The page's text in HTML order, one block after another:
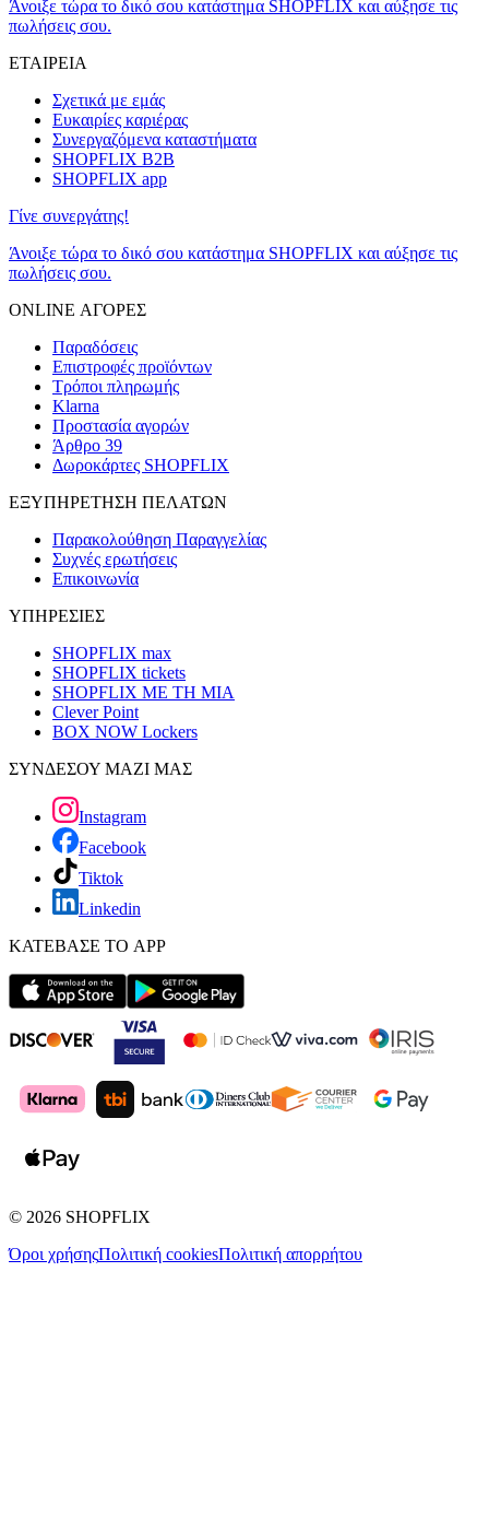
Άνοιξε τώρα το δικό σου κατάστημα SHOPFLIX και αύξησε τις
πωλήσεις σου.
ΕΤΑΙΡΕΙΑ
Σχετικά με εμάς
Ευκαιρίες καριέρας
Συνεργαζόμενα καταστήματα
SHOPFLIX B2B
SHOPFLIX app
Γίνε συνεργάτης!
Άνοιξε τώρα το δικό σου κατάστημα SHOPFLIX και αύξησε τις
πωλήσεις σου.
ONLINE ΑΓΟΡΕΣ
Παραδόσεις
Επιστροφές προϊόντων
Τρόποι πληρωμής
Klarna
Προστασία αγορών
Άρθρο 39
Δωροκάρτες SHOPFLIX
ΕΞΥΠΗΡΕΤΗΣΗ ΠΕΛΑΤΩΝ
Παρακολούθηση Παραγγελίας
Συχνές ερωτήσεις
Επικοινωνία
ΥΠΗΡΕΣΙΕΣ
SHOPFLIX max
SHOPFLIX tickets
SHOPFLIX ΜΕ ΤΗ ΜΙΑ
Clever Point
BOX NOW Lockers
ΣΥΝΔΕΣΟΥ ΜΑΖΙ ΜΑΣ
Instagram
Facebook
Tiktok
Linkedin
ΚΑΤΕΒΑΣΕ ΤΟ APP
© 2026 SHOPFLIX
Όροι χρήσηςΠολιτική cookiesΠολιτική απορρήτου